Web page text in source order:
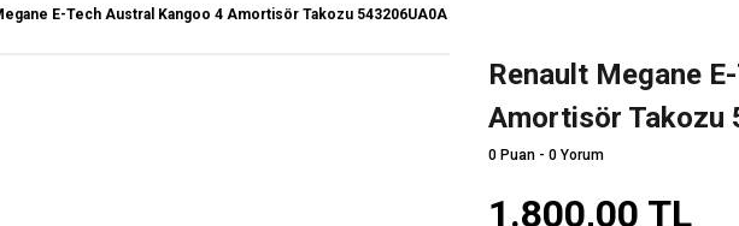
E-Tech Austral Kangoo 4 Amortisör Takozu 543206UA0A
Renault Megane
Amortisör Takozu
0 Puan - 0 Yorum
1.800,00 TL